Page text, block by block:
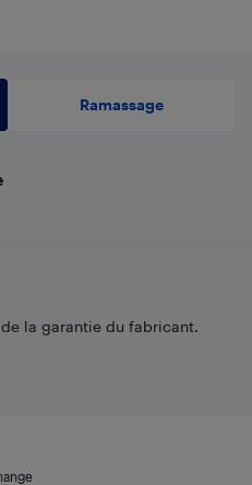
Ramassage
la garantie du fabricant.